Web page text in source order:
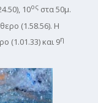
10οςστα 50μ.
(1.58.56). Η
(1.01.33) και 9η